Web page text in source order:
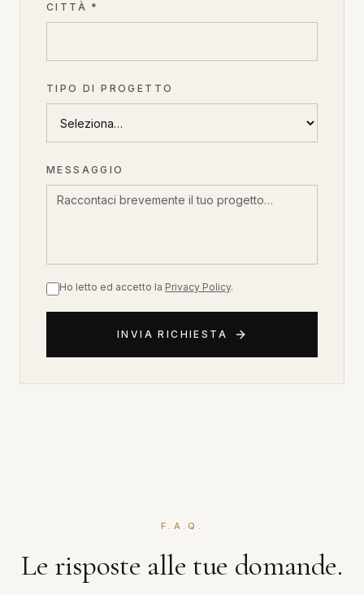
CITTÀ *
TIPO DI PROGETTO
MESSAGGIO
Ho letto ed accetto la Privacy Policy.
INVIA RICHIESTA
F.A.Q.
Le risposte alle tue domande.